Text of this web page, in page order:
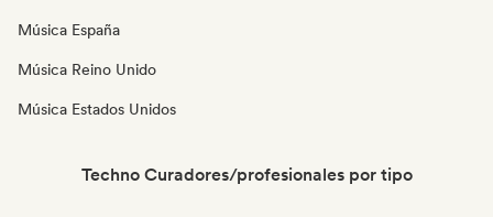
Música España
Música Reino Unido
Música Estados Unidos
Techno Curadores/profesionales por tipo